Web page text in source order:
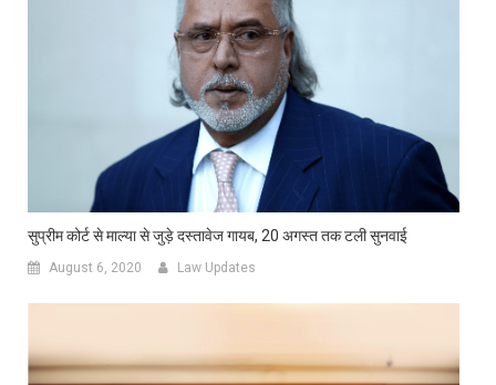
सुप्रीम कोर्ट से माल्या से जुड़े दस्तावेज गायब, 20 अगस्त तक टली सुनवाई
August 6, 2020 Law Updates